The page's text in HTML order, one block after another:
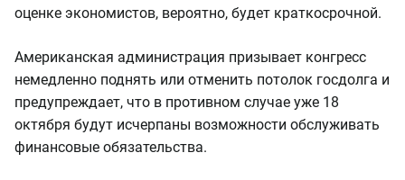
оценке экономистов, вероятно, будет краткосрочной.
Американская администрация призывает конгресс
немедленно поднять или отменить потолок госдолга и
предупреждает, что в противном случае уже 18
октября будут исчерпаны возможности обслуживать
финансовые обязательства.